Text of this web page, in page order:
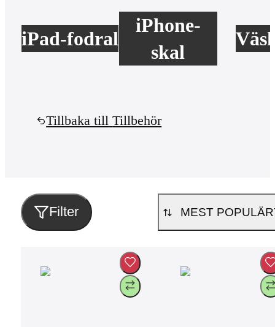
iPad-fodral
iPhone-
skal
Tillbaka till Tillbehör
Filter MEST